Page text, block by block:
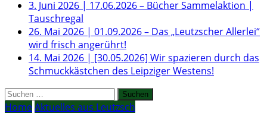
3. Juni 2026 | 17.06.2026 – Bücher Sammelaktion |
Tauschregal
26. Mai 2026 | 01.09.2026 – Das „Leutzscher Allerlei“
wird frisch angerührt!
14. Mai 2026 | [30.05.2026] Wir spazieren durch das
Schmuckkästchen des Leipziger Westens!
Suchen
nach:
HomeAktuelles aus Leutzsch